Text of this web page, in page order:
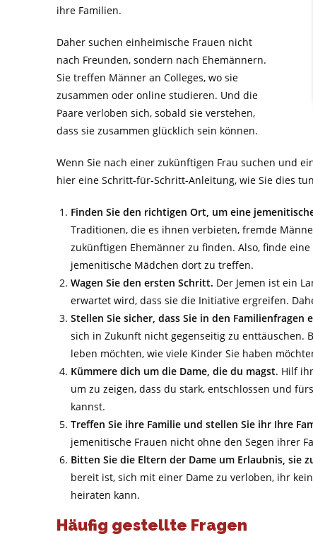
ihre Familien.
Daher suchen einheimische Frauen nicht
nach Freunden, sondern nach Ehemännern.
Sie treffen Männer an Colleges, wo sie
zusammen oder online studieren. Und die
Paare verloben sich, sobald sie verstehen,
dass sie zusammen glücklich sein können.
Wenn Sie nach einer zukünftigen Frau suchen und
hier eine Schritt-für-Schritt-Anleitung, wie Sie dies
Finden Sie den richtigen Ort, um eine
Traditionen, die es ihnen verbieten, fremde
zukünftigen Ehemänner zu finden. Also, finde
jemenitische Mädchen dort zu treffen.
Wagen Sie den ersten Schritt. Der Jemen ist ein
erwartet wird, dass sie die Initiative ergreifen.
Stellen Sie sicher, dass Sie in den Familienfragen
sich in Zukunft nicht gegenseitig zu enttäuschen.
leben möchten, wie viele Kinder Sie haben
Kümmere dich um die Dame, die du magst. Hilf
um zu zeigen, dass du stark, entschlossen und
kannst.
Treffen Sie ihre Familie und stellen Sie ihr Ihre
jemenitische Frauen nicht ohne den Segen ihrer
Bitten Sie die Eltern der Dame um Erlaubnis, sie
bereit ist, sich mit einer Dame zu verloben, ihr
heiraten kann.
Häufig gestellte Fragen